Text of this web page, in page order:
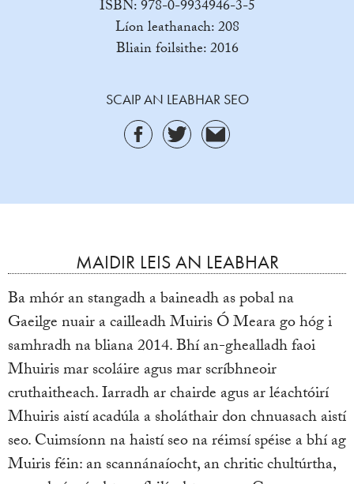
ISBN: 978-0-9934946-3-5
Líon leathanach: 208
Bliain foilsithe: 2016
SCAIP AN LEABHAR SEO
MAIDIR LEIS AN LEABHAR
Ba mhór an stangadh a baineadh as pobal na
Gaeilge nuair a cailleadh Muiris Ó Meara go hóg i
samhradh na bliana 2014. Bhí an-ghealladh faoi
Mhuiris mar scoláire agus mar scríbhneoir
cruthaitheach. Iarradh ar chairde agus ar léachtóirí
Mhuiris aistí acadúla a sholáthair don chnuasach aistí
seo. Cuimsíonn na haistí seo na réimsí spéise a bhí ag
Muiris féin: an scannánaíocht, an chritic chultúrtha,